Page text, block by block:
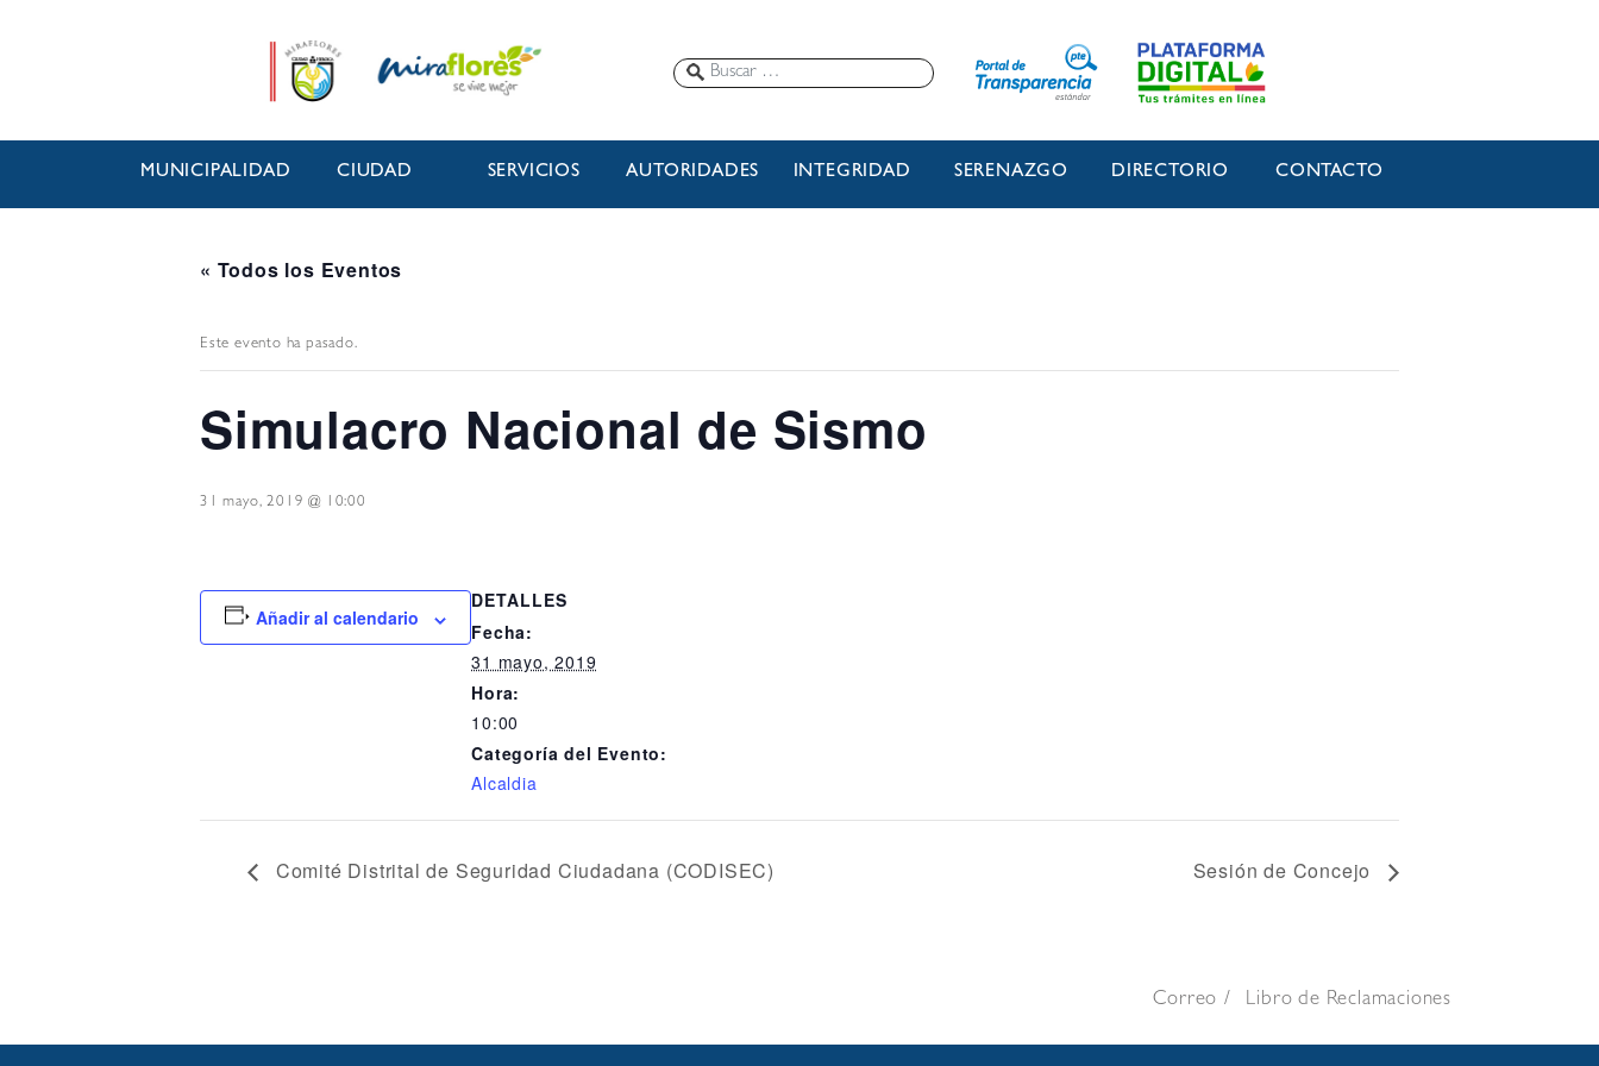
MUNICIPALIDAD CIUDAD SERVICIOS AUTORIDADES INTEGRIDAD SERENAZGO DIRECTORIO CONTACTO
« Todos los Eventos
Este evento ha pasado.
Simulacro Nacional de Sismo
31 mayo, 2019 @ 10:00
Añadir al calendario
DETALLES
Fecha:
31 mayo, 2019
Hora:
10:00
Categoría del Evento:
Alcaldia
Comité Distrital de Seguridad Ciudadana (CODISEC) Sesión de Concejo
Correo Libro de Reclamaciones